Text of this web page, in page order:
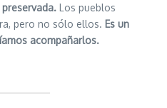
Los pueblos
pero no sólo ellos. Es un
acompañarlos.